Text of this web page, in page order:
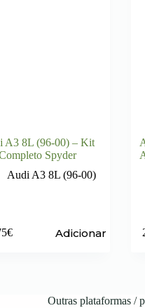
A3 8L (96-00) – Kit
Spyder
Audi A3 8L (96-00)
€ Adicionar
Outras plataformas /